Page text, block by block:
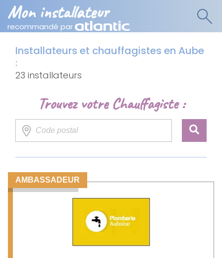
Mon installateur
recommandé par
Installateurs et chauffagistes en Aube
:
23 installateurs
Trouvez votre Chauffagiste :
AMBASSADEUR